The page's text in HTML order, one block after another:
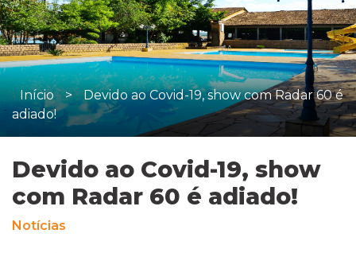
Início > Devido ao Covid-19, show com Radar 60 é
adiado!
Devido ao Covid-19, show
com Radar 60 é adiado!
Notícias